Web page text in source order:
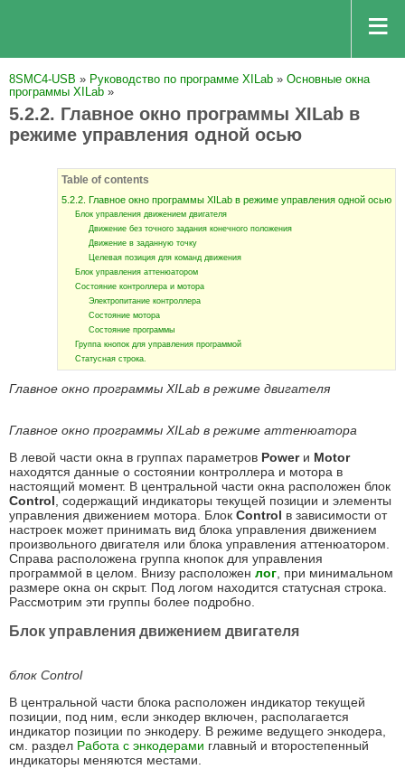
8SMC4-USB » Руководство по программе XILab » Основные окна
программы XILab »
5.2.2. Главное окно программы XILab в
режиме управления одной осью
Table of contents
5.2.2. Главное окно программы XILab в режиме управления одной осью
Блок управления движением двигателя
Движение без точного задания конечного положения
Движение в заданную точку
Целевая позиция для команд движения
Блок управления аттенюатором
Состояние контроллера и мотора
Электропитание контроллера
Состояние мотора
Состояние программы
Группа кнопок для управления программой
Статусная строка.
Главное окно программы XILab в режиме двигателя
Главное окно программы XILab в режиме аттенюатора
В левой части окна в группах параметров Powerи Motor
находятся данные о состоянии контроллера и мотора в
настоящий момент. В центральной части окна расположен блок
Control, содержащий индикаторы текущей позиции и элементы
управления движением мотора. Блок Control в зависимости от
настроек может принимать вид блока управления движением
произвольного двигателя или блока управления аттенюатором.
Справа расположена группа кнопок для управления
программой в целом. Внизу расположен лог, при минимальном
размере окна он скрыт. Под логом находится статусная строка.
Рассмотрим эти группы более подробно.
Блок управления движением двигателя
блок Control
В центральной части блока расположен индикатор текущей
позиции, под ним, если энкодер включен, располагается
индикатор позиции по энкодеру. В режиме ведущего энкодера,
см. раздел Работа с энкодерами главный и второстепенный
индикаторы меняются местами.